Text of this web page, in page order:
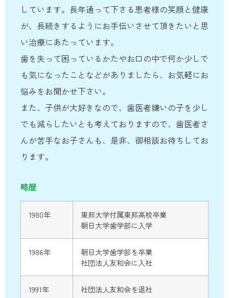
しています。長年通って下さる患者様の笑顔と健康
が、長続きするようにお手伝いさせて頂きたいと思
い治療にあたっています。
歯を失って困っているかたやお口の中で何か少しで
も気になったことなどがありましたら、お気軽にお
悩みをお聞かせ下さい。
また、子供が大好きなので、歯医者嫌いの子を少し
でも減らしたいとも考えておりますので、歯医者さ
んが苦手なお子さんも、是非、御相談お待ちしてお
ります。
略歴
1980年
東邦大学付属東邦高校卒業
朝日大学歯学部に入学
1986年
朝日大学歯学部を卒業
社団法人友和会に入社
1991年 社団法人友和会を退社